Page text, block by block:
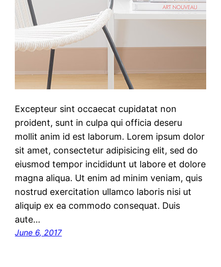
Excepteur sint occaecat cupidatat non
proident, sunt in culpa qui officia deseru
mollit anim id est laborum. Lorem ipsum dolor
sit amet, consectetur adipisicing elit, sed do
eiusmod tempor incididunt ut labore et dolore
magna aliqua. Ut enim ad minim veniam, quis
nostrud exercitation ullamco laboris nisi ut
aliquip ex ea commodo consequat. Duis
aute…
June 6, 2017